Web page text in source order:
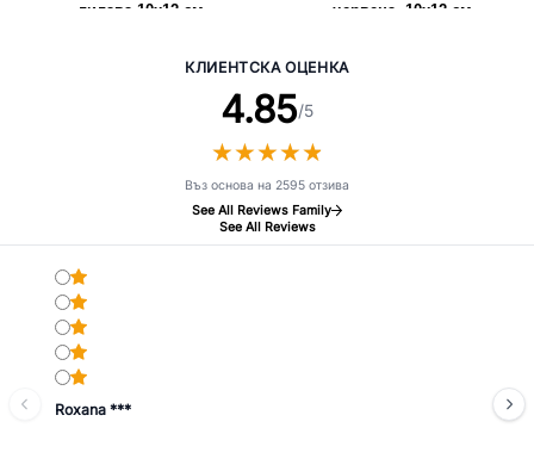
- лилава 10x12 см
- червена, 10x12 см
КЛИЕНТСКА ОЦЕНКА
4.85/5
★★★★★
★★★★★
Въз основа на 2595 отзива
See All Reviews Family
See All Reviews
Roxana ***